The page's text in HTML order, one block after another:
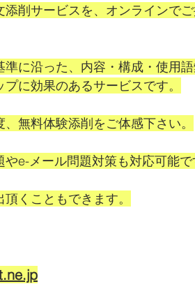
削サービスを、オンラインで
に沿った、内容・構成・使用
に効果のあるサービスです。
無料体験添削をご体感下さい。
e-メール問題対策も対応可能で
くこともできます。